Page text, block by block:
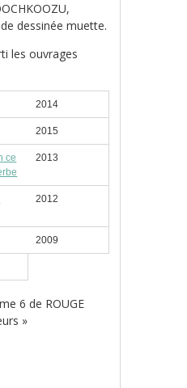
dessinée muette.
les ouvrages
2014
2015
ce
2013
2012
2009
6 de ROUGE
»